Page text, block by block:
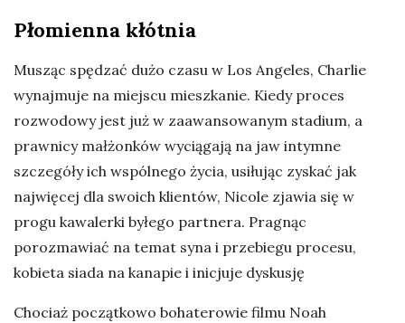
Płomienna kłótnia
Musząc spędzać dużo czasu w Los Angeles, Charlie
wynajmuje na miejscu mieszkanie. Kiedy proces
rozwodowy jest już w zaawansowanym stadium, a
prawnicy małżonków wyciągają na jaw intymne
szczegóły ich wspólnego życia, usiłując zyskać jak
najwięcej dla swoich klientów, Nicole zjawia się w
progu kawalerki byłego partnera. Pragnąc
porozmawiać na temat syna i przebiegu procesu,
kobieta siada na kanapie i inicjuje dyskusję
Chociaż początkowo bohaterowie filmu Noah